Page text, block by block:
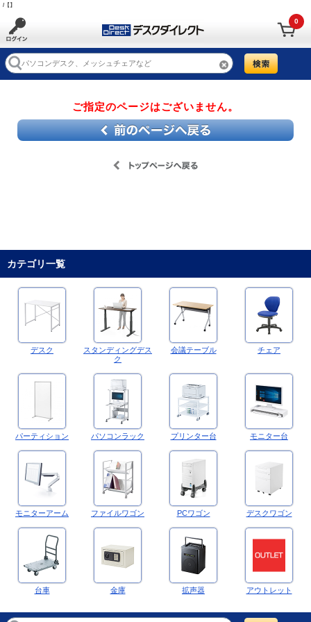
/【】
0
ご指定のページはございません。
カテゴリ一覧
デスク
スタンディングデス
ク
会議テーブル チェア
パーティション パソコンラック プリンター台 モニター台
モニターアーム ファイルワゴン PCワゴン デスクワゴン
台車 金庫 拡声器 アウトレット